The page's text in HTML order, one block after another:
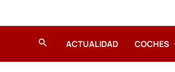
Buscar ACTUALIDAD COCHES